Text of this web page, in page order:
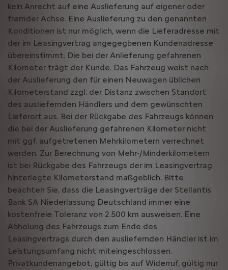
kein Anrecht auf eine Auslieferung auf eigener oder
fremder Achse. Eine Auslieferung zu den genannten
Konditionen ist nur möglich, wenn die Lieferadresse mit
der im Leasingvertrag angegegbenen Kundenadresse
übereinstimmt. Die bei der Anlieferung gefahrenen
Kilometer trägt der Kunde. Das Fahrzeug weist nach
der Auslieferung den für einen Neuwagen üblichen
Kilometerstand zzgl. der Distanz zwischen Standort
des ausliefernden Händlers und dem gewünschten
Lieferort aus. Bei der Rückgabe des Fahrzeugs können
die bei der Auslieferung gefahrenen Kilometer nicht
mit ggf. aufgetretenen Mehrkilometern verrechnet
werden. Zur Berechnung von Mehr-/Minderkilometern
ist bei Rückgabe des Fahrzeugs der im Leasingvertrag
hinterlegte Kilometerstand maßgeblich. Bitte
beachten Sie, dass die Leasingverträge der Stellantis
Bank SA Niederlassung Deutschland immer eine
kostenfreie Toleranz von 2.500 km ausweisen. Eine
Abholung des Fahrzeugs zum Ende des
Leasingvertrags durch den ausliefernden Händler ist im
Leistungsumfang nicht miteingeschlossen.
Privatkundenangebot, gültig bis auf Widerruf, gültig nur